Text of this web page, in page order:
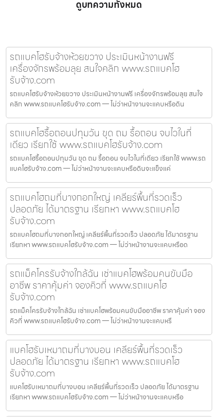
ดูบทความทั้งหมด
รถแบคโฮรับจ้างห้วยขวาง ประเมินหน้างานฟรี
เครื่องจักรพร้อมลุย สนใจคลิก www.รถแบคโฮ
รับจ้าง.com
รถแบคโฮรับจ้างห้วยขวาง ประเมินหน้างานฟรี เครื่องจักรพร้อมลุย สนใจ
คลิก www.รถแบคโฮรับจ้าง.com — ไม่ว่าหน้างานจะแคบหรือดิน
รถแบคโฮรื้อถอนปทุมวัน ขุด ถม รื้อถอน จบไวในที่
เดียว เรียกใช้ www.รถแบคโฮรับจ้าง.com
รถแบคโฮรื้อถอนปทุมวัน ขุด ถม รื้อถอน จบไวในที่เดียว เรียกใช้ www.รถ
แบคโฮรับจ้าง.com — ไม่ว่าหน้างานจะแคบหรือดินจะแข็งแค่
รถแบคโฮถมที่บางกอกใหญ่ เคลียร์พื้นที่รวดเร็ว
ปลอดภัย ได้มาตรฐาน เรียกหา www.รถแบคโฮ
รับจ้าง.com
รถแบคโฮถมที่บางกอกใหญ่ เคลียร์พื้นที่รวดเร็ว ปลอดภัย ได้มาตรฐาน
เรียกหา www.รถแบคโฮรับจ้าง.com — ไม่ว่าหน้างานจะแคบหรือด
รถแม็คโครรับจ้างใกล้ฉัน เช่าแบคโฮพร้อมคนขับมือ
อาชีพ ราคาคุ้มค่า จองคิวที่ www.รถแบคโฮ
รับจ้าง.com
รถแม็คโครรับจ้างใกล้ฉัน เช่าแบคโฮพร้อมคนขับมืออาชีพ ราคาคุ้มค่า จอง
คิวที่ www.รถแบคโฮรับจ้าง.com — ไม่ว่าหน้างานจะแคบหรื
แบคโฮรับเหมาถมที่บางบอน เคลียร์พื้นที่รวดเร็ว
ปลอดภัย ได้มาตรฐาน เรียกหา www.รถแบคโฮ
รับจ้าง.com
แบคโฮรับเหมาถมที่บางบอน เคลียร์พื้นที่รวดเร็ว ปลอดภัย ได้มาตรฐาน
เรียกหา www.รถแบคโฮรับจ้าง.com — ไม่ว่าหน้างานจะแคบหรือ